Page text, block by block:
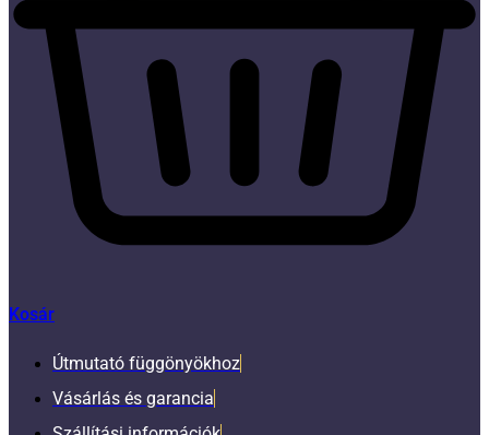
Kosár
Útmutató függönyökhoz
Vásárlás és garancia